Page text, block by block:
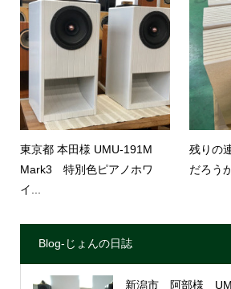
東京都 本田様 UMU-191M
Mark3 特別色ピアノホワ
イ...
残りの
だろう
Blog-じょんの日誌
新潟市 阿部様